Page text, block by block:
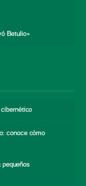
Betulio»
conoce cómo
pequeños